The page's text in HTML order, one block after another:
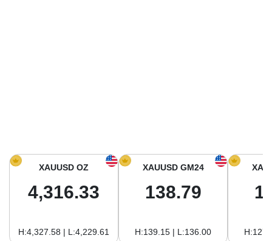
Prix de l’or aujourd’hui en Amérique du Sud
XAUUSD OZ
4,316.33
H:4,327.58 | L:4,229.61
XAUUSD GM24
138.79
H:139.15 | L:136.00